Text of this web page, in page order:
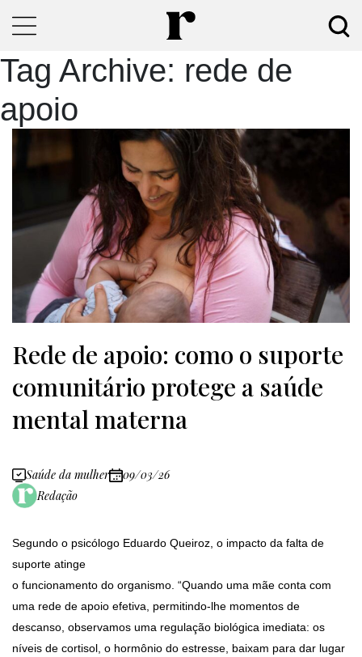
Tag Archive: rede de
apoio
Rede de apoio: como o suporte
comunitário protege a saúde
mental materna
Saúde da mulher
09/03/26
Redação
Segundo o psicólogo Eduardo Queiroz, o impacto da falta de
suporte atinge
o funcionamento do organismo. “Quando uma mãe conta com
uma rede de apoio efetiva, permitindo-lhe momentos de
descanso, observamos uma regulação biológica imediata: os
níveis de cortisol, o hormônio do estresse, baixam para dar lugar